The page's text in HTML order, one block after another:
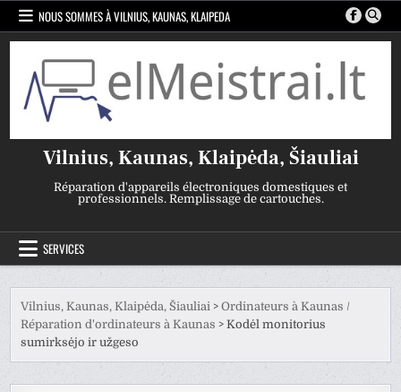
Skip
content
NOUS SOMMES À VILNIUS, KAUNAS, KLAIPEDA
Vilnius, Kaunas, Klaipėda, Šiauliai
Réparation d'appareils électroniques domestiques et
professionnels. Remplissage de cartouches.
SERVICES
Vilnius, Kaunas, Klaipėda, Šiauliai >Ordinateurs à Kaunas /
Réparation d'ordinateurs à Kaunas >Kodėl monitorius
sumirksėjo ir užgeso